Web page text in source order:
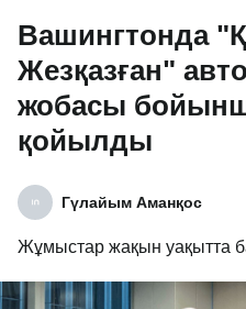
Вашингтонда
Жезқазған"
жобасы
қойылды
Гүлайым Аманқос
Жұмыстар жақын уақытта